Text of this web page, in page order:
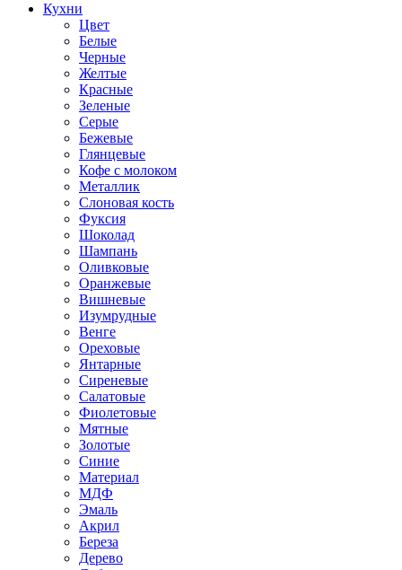
Кухни
Цвет
Белые
Черные
Желтые
Красные
Зеленые
Серые
Бежевые
Глянцевые
Кофе с молоком
Металлик
Слоновая кость
Фуксия
Шоколад
Шампань
Оливковые
Оранжевые
Вишневые
Изумрудные
Венге
Ореховые
Янтарные
Сиреневые
Салатовые
Фиолетовые
Мятные
Золотые
Синие
Материал
МДФ
Эмаль
Акрил
Береза
Дерево